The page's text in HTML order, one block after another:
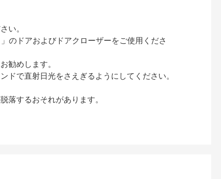
い。
のドアおよびドアクローザーをご使用くださ
勧めします。
で直射日光をさえぎるようにしてください。
するおそれがあります。